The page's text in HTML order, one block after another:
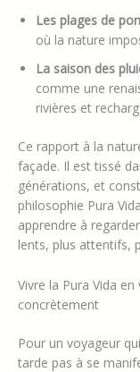
Les plages de
où la nature
La saison des
comme une
rivières et
Ce rapport à la
façade. Il est tissé
générations, et
philosophie Pura
apprendre à
lents, plus attentifs,
Vivre la Pura Vida
concrètement
Pour un voyageur
tarde pas à se